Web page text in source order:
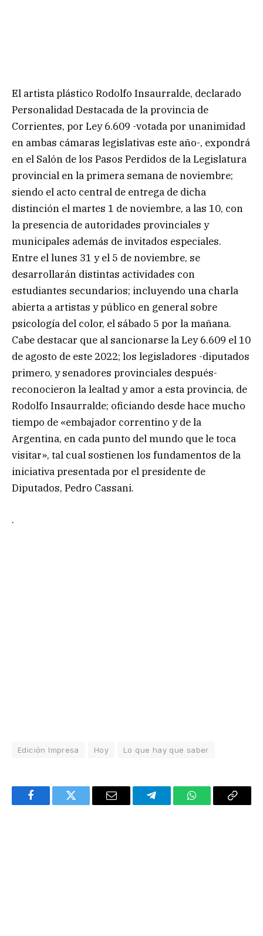
El artista plástico Rodolfo Insaurralde, declarado
Personalidad Destacada de la provincia de
Corrientes, por Ley 6.609 -votada por unanimidad
en ambas cámaras legislativas este año-, expondrá
en el Salón de los Pasos Perdidos de la Legislatura
provincial en la primera semana de noviembre;
siendo el acto central de entrega de dicha
distinción el martes 1 de noviembre, a las 10, con
la presencia de autoridades provinciales y
municipales además de invitados especiales.
Entre el lunes 31 y el 5 de noviembre, se
desarrollarán distintas actividades con
estudiantes secundarios; incluyendo una charla
abierta a artistas y público en general sobre
psicología del color, el sábado 5 por la mañana.
Cabe destacar que al sancionarse la Ley 6.609 el 10
de agosto de este 2022; los legisladores -diputados
primero, y senadores provinciales después-
reconocieron la lealtad y amor a esta provincia, de
Rodolfo Insaurralde; oficiando desde hace mucho
tiempo de «embajador correntino y de la
Argentina, en cada punto del mundo que le toca
visitar», tal cual sostienen los fundamentos de la
iniciativa presentada por el presidente de
Diputados, Pedro Cassani.
.
Edición Impresa Hoy Lo que hay que saber
FacebookTwitter Email TelegramWhatsAppCopy